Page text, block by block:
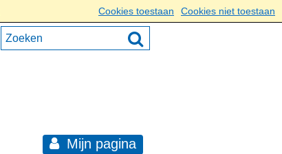
Cookies toestaan Cookies niet toestaan
Mijn pagina